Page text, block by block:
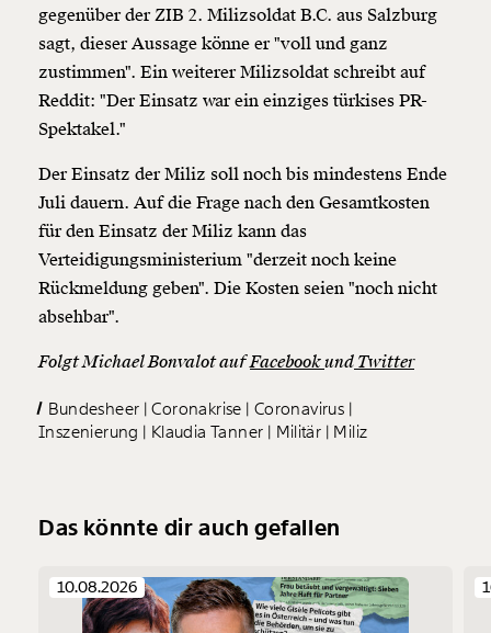
gegenüber der ZIB 2. Milizsoldat B.C. aus Salzburg
sagt, dieser Aussage könne er "voll und ganz
zustimmen". Ein weiterer Milizsoldat schreibt auf
Reddit: "Der Einsatz war ein einziges türkises PR-
Spektakel."
Der Einsatz der Miliz soll noch bis mindestens Ende
Juli dauern. Auf die Frage nach den Gesamtkosten
für den Einsatz der Miliz kann das
Verteidigungsministerium "derzeit noch keine
Rückmeldung geben". Die Kosten seien "noch nicht
absehbar".
Folgt Michael Bonvalot aufFacebookund Twitter
Bundesheer Coronakrise Coronavirus
Inszenierung
Klaudia Tanner Militär Miliz
Das könnte dir auch gefallen
10.08.2026